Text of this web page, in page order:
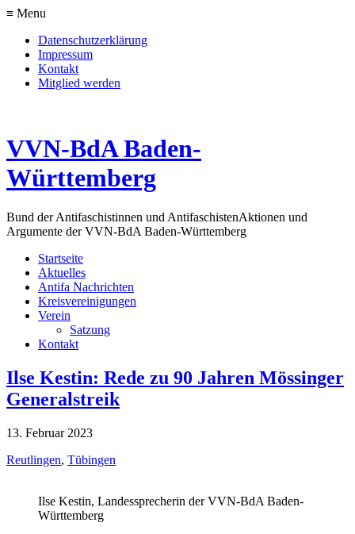
≡ Menu
Datenschutzerklärung
Impressum
Kontakt
Mitglied werden
VVN-BdA Baden-
Württemberg
Bund der Antifaschistinnen und AntifaschistenAktionen und
Argumente der VVN-BdA Baden-Württemberg
Startseite
Aktuelles
Antifa Nachrichten
Kreisvereinigungen
Verein
Satzung
Kontakt
Ilse Kestin: Rede zu 90 Jahren Mössinger
Generalstreik
13. Februar 2023
Reutlingen, Tübingen
Ilse Kestin, Landessprecherin der VVN-BdA Baden-
Württemberg